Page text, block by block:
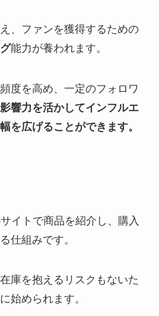
、ファンを獲得するための
能力が養われます。
度を高め、一定のフォロワ
影響力を活かしてインフルエ
を広げることができます。
イトで商品を紹介し、購入
仕組みです。
庫を抱えるリスクもないた
始められます。